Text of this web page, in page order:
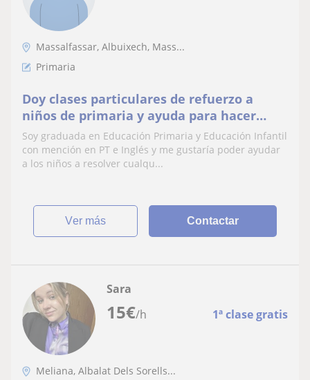
Massalfassar, Albuixech, Mass...
Primaria
Doy clases particulares de refuerzo a
niños de primaria y ayuda para hacer
trabajos y deberes
Soy graduada en Educación Primaria y Educación Infantil
con mención en PT e Inglés y me gustaría poder ayudar
a los niños a resolver cualqu...
ver más Contactar
15€/h 1ª clase gratis
Sara
Meliana, Albalat Dels Sorells...